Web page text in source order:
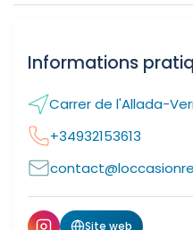
Informations
Carrer de l'Allada-
+34932153613
Site web